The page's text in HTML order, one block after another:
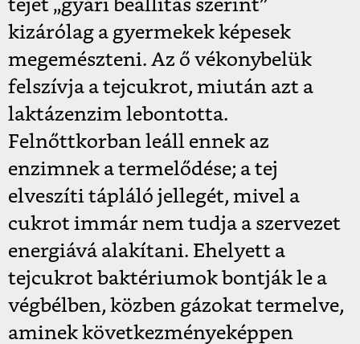
tejet „gyári beállítás szerint”
kizárólag a gyermekek képesek
megemészteni. Az ő vékonybelük
felszívja a tejcukrot, miután azt a
laktázenzim lebontotta.
Felnőttkorban leáll ennek az
enzimnek a termelődése; a tej
elveszíti tápláló jellegét, mivel a
cukrot immár nem tudja a szervezet
energiává alakítani. Ehelyett a
tejcukrot baktériumok bontják le a
végbélben, közben gázokat termelve,
aminek következményeképpen